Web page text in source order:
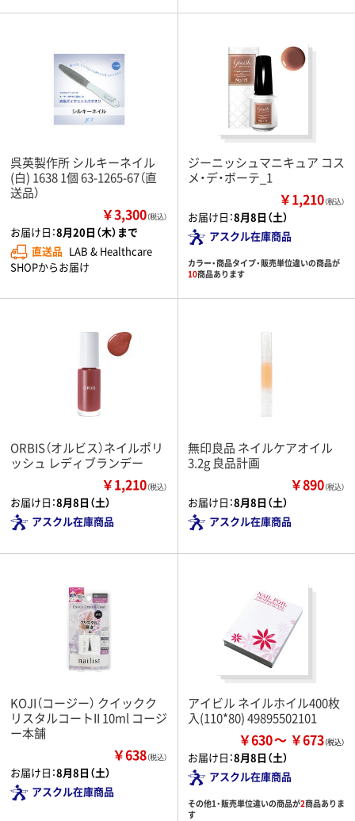
呉英製作所 シルキーネイル
(白) 1638 1個 63-1265-67（直
送品）
￥3,300（税込）
お届け日：8月20日（木）まで
直送品 LAB & Healthcare
SHOPからお届け
ジーニッシュマニキュア コス
メ・デ・ボーテ_1
￥1,210（税込）
お届け日：8月8日（土）
アスクル在庫商品
カラー・商品タイプ・販売単位違いの商品が
10商品あります
ORBIS（オルビス）ネイルポリ
ッシュ レディブランデー
￥1,210（税込）
お届け日：8月8日（土）
アスクル在庫商品
無印良品 ネイルケアオイル
3.2g 良品計画
￥890（税込）
お届け日：8月8日（土）
アスクル在庫商品
KOJI（コージー） クイックク
リスタルコートII 10ml コージ
ー本舗
￥638（税込）
お届け日：8月8日（土）
アスクル在庫商品
アイビル ネイルホイル400枚
入(110*80) 49895502101
￥630 ￥673
お届け日：8月8日（土）
アスクル在庫商品
その他1・販売単位違いの商品が2商品ありま
す